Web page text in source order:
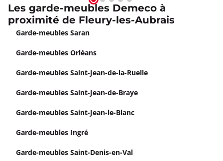
Les garde-meubles Demeco à
proximité de Fleury-les-Aubrais
Garde-meubles Saran
Garde-meubles Orléans
Garde-meubles Saint-Jean-de-la-Ruelle
Garde-meubles Saint-Jean-de-Braye
Garde-meubles Saint-Jean-le-Blanc
Garde-meubles Ingré
Garde-meubles Saint-Denis-en-Val